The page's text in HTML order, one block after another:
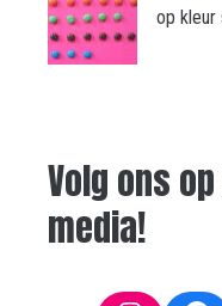
op kleur
Volg ons
media!